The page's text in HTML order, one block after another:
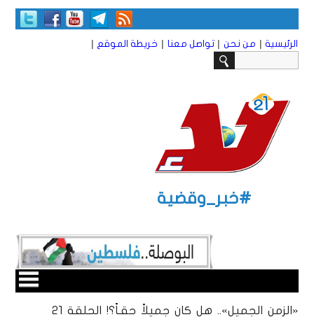
الرئيسية | من نحن | تواصل معنا | خريطة الموقع |
#خبر_وقضية
«الزمن الجميل».. هل كان جميلاً حقـاً؟! الحلقة 21